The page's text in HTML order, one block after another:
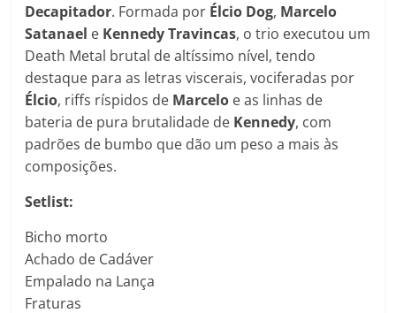
Decapitador. Formada por Élcio Dog, Marcelo
Satanael e Kennedy Travincas, o trio executou um
Death Metal brutal de altíssimo nível, tendo
destaque para as letras viscerais, vociferadas por
Élcio, riffs ríspidos de Marcelo e as linhas de
bateria de pura brutalidade de Kennedy, com
padrões de bumbo que dão um peso a mais às
composições.
Setlist:
Bicho morto
Achado de Cadáver
Empalado na Lança
Fraturas